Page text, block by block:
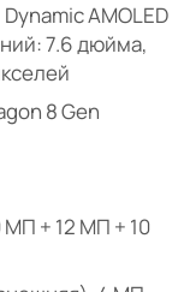
AMOLED
7.6 дюйма,
8 Gen
+ 12 МП + 10